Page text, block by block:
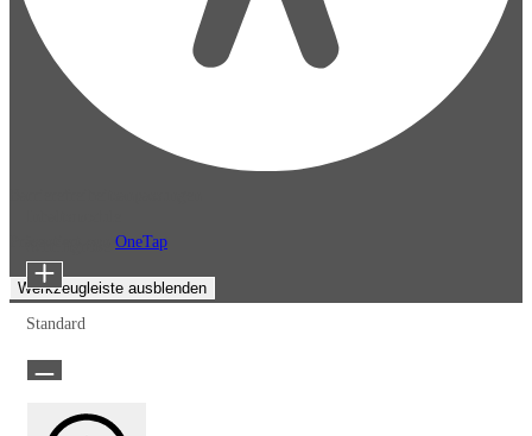
OneTap
Werkzeugleiste ausblenden
Standard